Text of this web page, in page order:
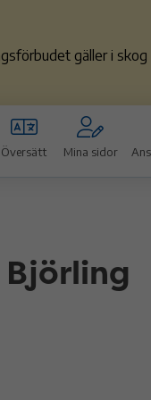
gäller i
Översätt Mina sidor